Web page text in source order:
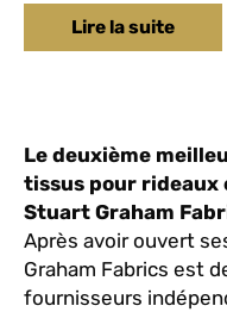
Lire la suite
Le deuxième
tissus pour rideaux
Stuart Graham
Après avoir ouvert
Graham Fabrics est
fournisseurs